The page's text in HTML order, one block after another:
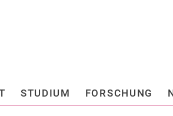
Springe direkt zu:
STUDIUM FORSCHUNG